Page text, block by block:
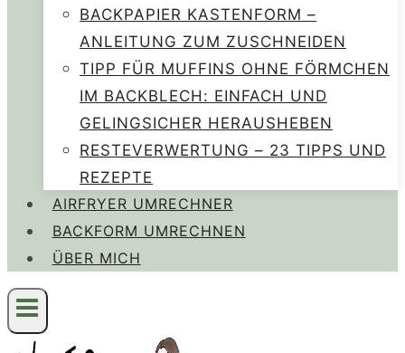
BACKPAPIER KASTENFORM –
ANLEITUNG ZUM ZUSCHNEIDEN
TIPP FÜR MUFFINS OHNE FÖRMCHEN
IM BACKBLECH: EINFACH UND
GELINGSICHER HERAUSHEBEN
RESTEVERWERTUNG – 23 TIPPS UND
REZEPTE
AIRFRYER UMRECHNER
BACKFORM UMRECHNEN
ÜBER MICH